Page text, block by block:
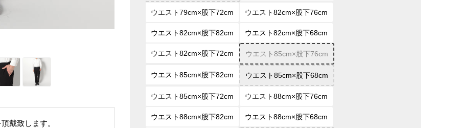
戴致します。
ウエスト79cm×股下72cm ウエスト82cm×股下76cm
ウエスト82cm×股下82cm ウエスト82cm×股下68cm
ウエスト82cm×股下72cm ウエスト85cm×股下76cm
ウエスト85cm×股下82cm ウエスト85cm×股下68cm
ウエスト85cm×股下72cm ウエスト88cm×股下76cm
ウエスト88cm×股下82cm ウエスト88cm×股下68cm